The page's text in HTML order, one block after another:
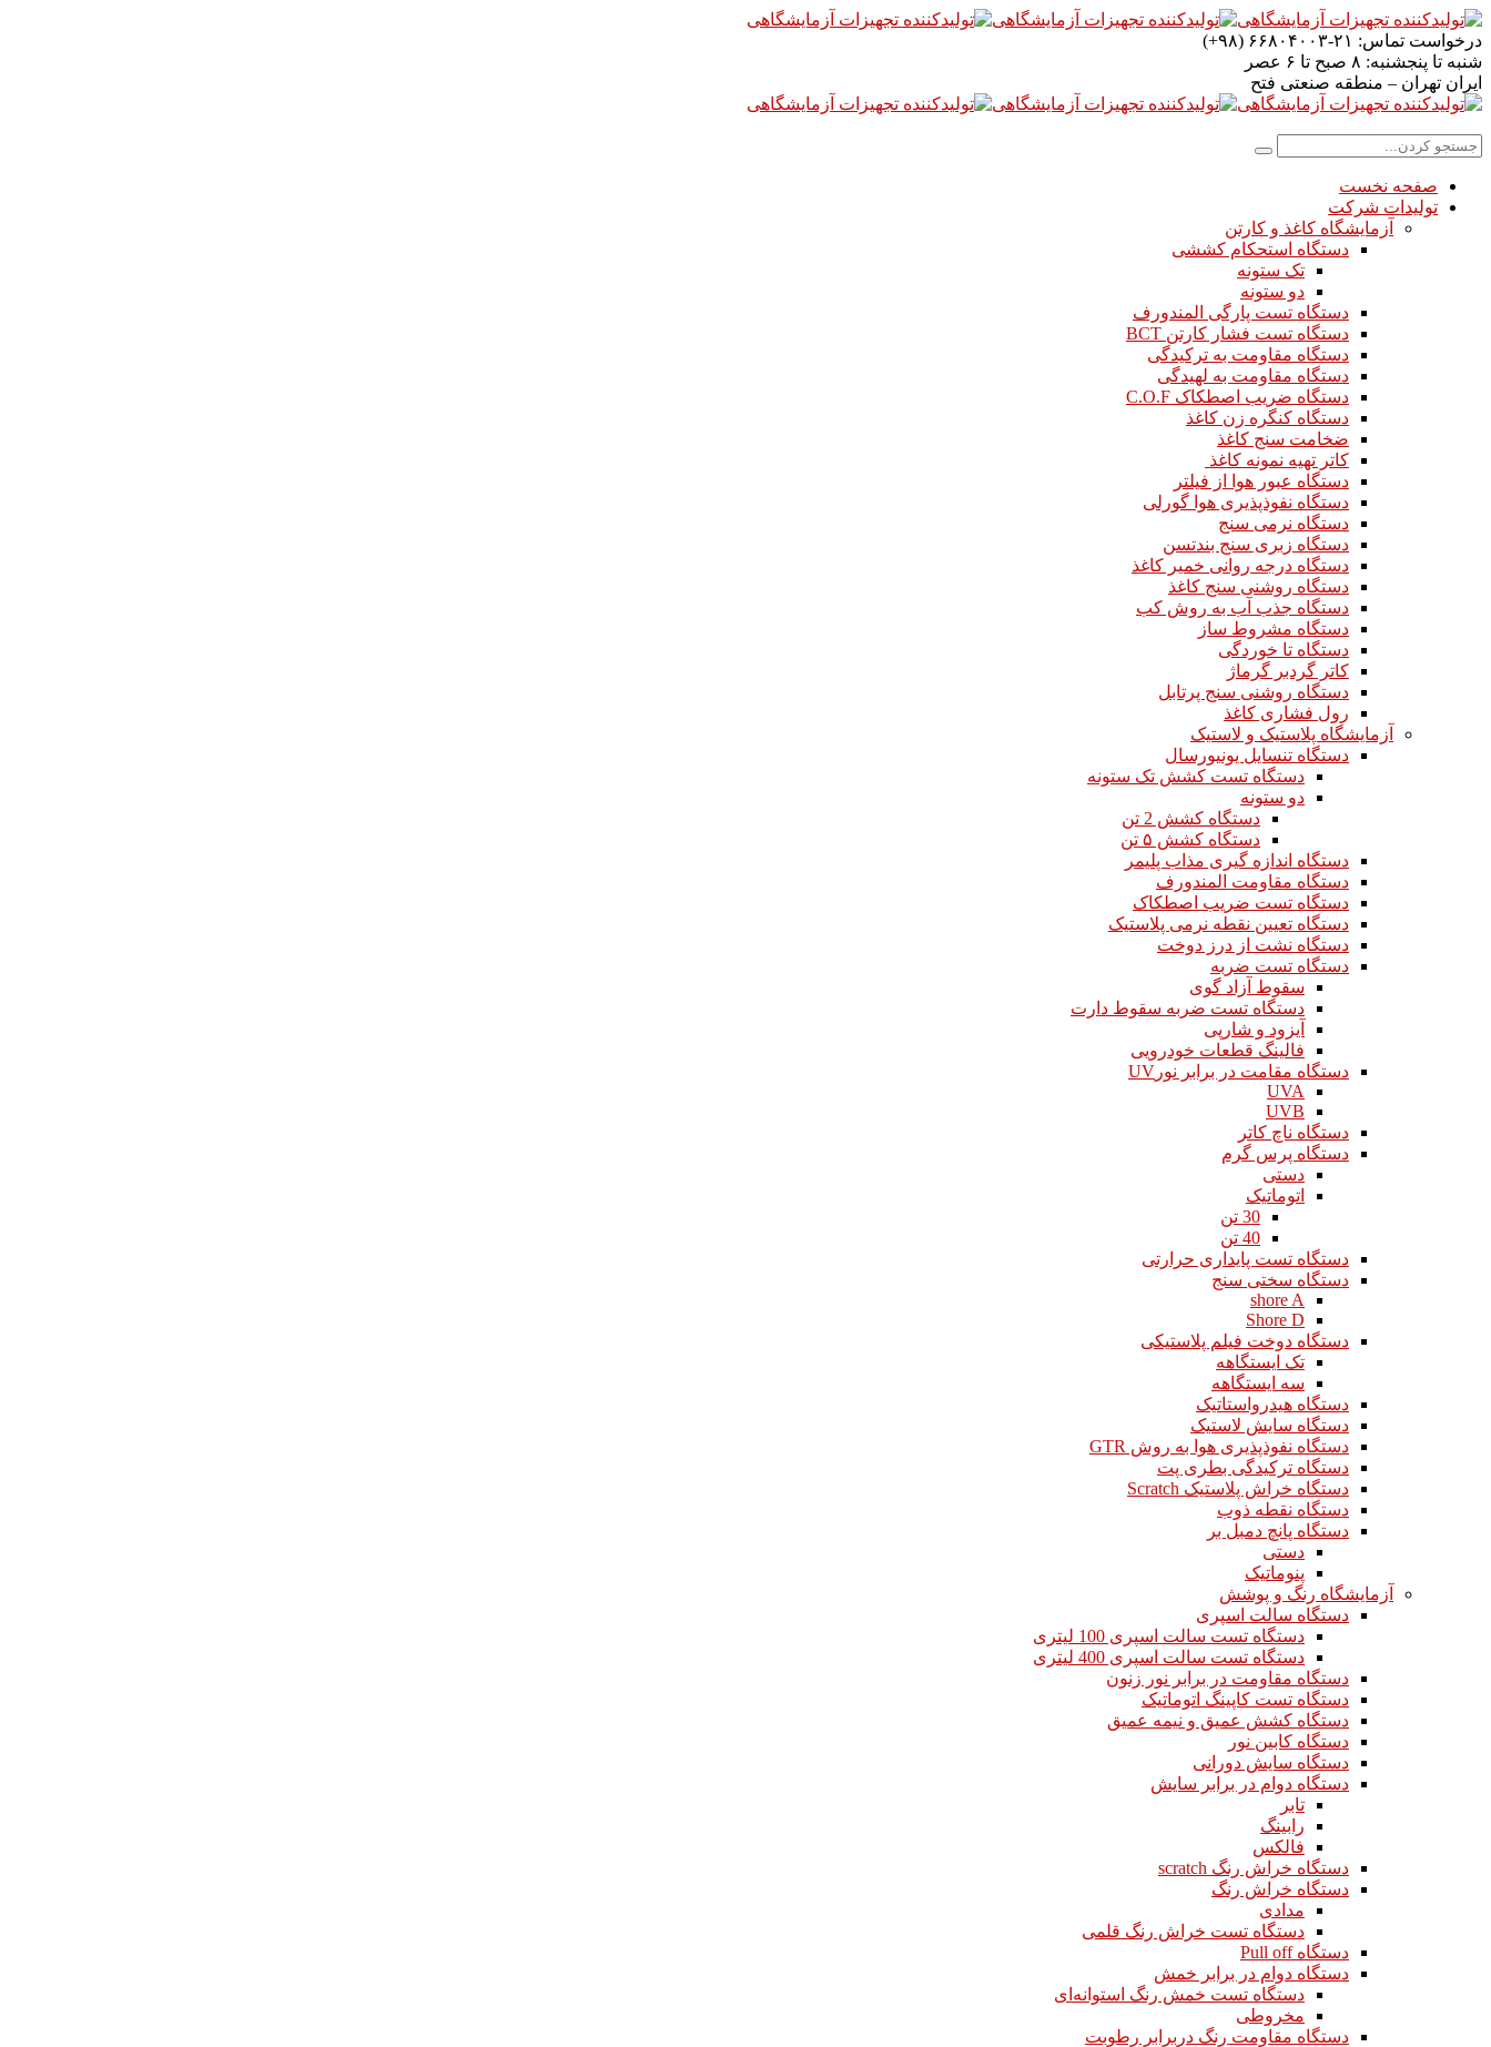
درخواست تماس: ۲۱-۶۶۸۰۴۰۰۳ (۹۸+)
شنبه تا پنجشنبه: ۸ صبح تا ۶ عصر
ایران تهران – منطقه صنعتی فتح
صفحه نخست
تولیدات شرکت
آزمایشگاه کاغذ و کارتن
دستگاه استحکام کششی
تک ستونه
دو ستونه
دستگاه تست پارگی المندورف
دستگاه تست فشار کارتن BCT
دستگاه مقاومت به ترکیدگی
دستگاه مقاومت به لهیدگی
دستگاه ضریب اصطکاک C.O.F
دستگاه کنگره زن کاغذ
ضخامت سنج کاغذ
کاتر تهیه نمونه کاغذ
دستگاه عبور هوا از فیلتر
دستگاه نفوذپذیری هوا گورلی
دستگاه نرمی سنج
دستگاه زبری سنج بندتسن
دستگاه درجه روانی خمیر کاغذ
دستگاه روشنی سنج کاغذ
دستگاه جذب آب به روش کب
دستگاه مشروط ساز
دستگاه تا خوردگی
کاتر گردبر گرماژ
دستگاه روشنی سنج پرتابل
رول فشاری کاغذ
آزمایشگاه پلاستیک و لاستیک
دستگاه تنسایل یونیورسال
دستگاه تست کشش تک ستونه
دو ستونه
دستگاه کشش 2 تن
دستگاه کشش ۵ تن
دستگاه اندازه گیری مذاب پلیمر
دستگاه مقاومت المندورف
دستگاه تست ضریب اصطکاک
دستگاه تعیین نقطه نرمی پلاستیک
دستگاه نشت از درز دوخت
دستگاه تست ضربه
سقوط آزاد گوی
دستگاه تست ضربه سقوط دارت
آیزود و شارپی
فالینگ قطعات خودرویی
دستگاه مقامت در برابر نورUV
UVA
UVB
دستگاه ناچ کاتر
دستگاه پرس گرم
دستی
اتوماتیک
30 تن
40 تن
دستگاه تست پایداری حرارتی
دستگاه سختی سنج
shore A
Shore D
دستگاه دوخت فیلم پلاستیکی
تک ایستگاهه
سه ایستگاهه
دستگاه هیدرواستاتیک
دستگاه سایش لاستیک
دستگاه نفوذپذیری هوا به روش GTR
دستگاه ترکیدگی بطری پت
دستگاه خراش پلاستیک Scratch
دستگاه نقطه ذوب
دستگاه پانچ دمبل بر
دستی
پنوماتیک
آزمایشگاه رنگ و پوشش
دستگاه سالت اسپری
دستگاه تست سالت اسپری 100 لیتری
دستگاه تست سالت اسپری 400 لیتری
دستگاه مقاومت در برابر نور زنون
دستگاه تست کاپینگ اتوماتیک
دستگاه کشش عمیق و نیمه عمیق
دستگاه کابین نور
دستگاه سایش دورانی
دستگاه دوام در برابر سایش
تابر
رابینگ
فالکس
دستگاه خراش رنگ scratch
دستگاه خراش رنگ
مدادی
دستگاه تست خراش رنگ قلمی
دستگاه Pull off
دستگاه دوام در برابر خمش
دستگاه تست خمش رنگ استوانه‌ای
مخروطی
دستگاه مقاومت رنگ دربرابر رطوبت